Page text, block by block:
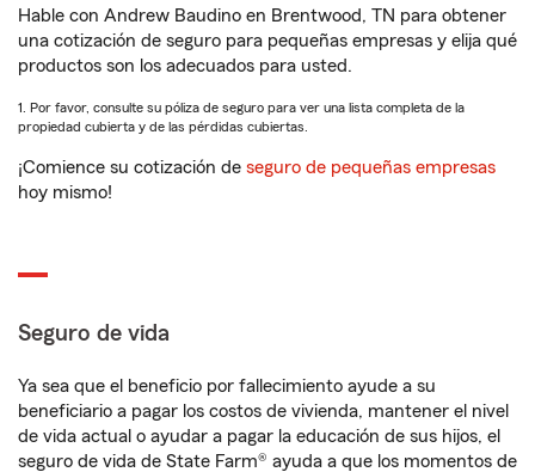
Hable con Andrew Baudino en Brentwood, TN para obtener
una cotización de seguro para pequeñas empresas y elija qué
productos son los adecuados para usted.
1. Por favor, consulte su póliza de seguro para ver una lista completa de la
propiedad cubierta y de las pérdidas cubiertas.
¡Comience su cotización de seguro de pequeñas empresas
hoy mismo!
Seguro de vida
Ya sea que el beneficio por fallecimiento ayude a su
beneficiario a pagar los costos de vivienda, mantener el nivel
de vida actual o ayudar a pagar la educación de sus hijos, el
seguro de vida de State Farm® ayuda a que los momentos de